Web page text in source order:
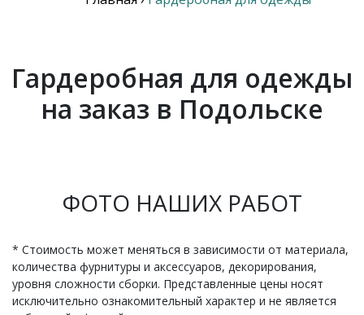
Гардеробная для одежды
на заказ в Подольске
ФОТО НАШИХ РАБОТ
* Стоимость может меняться в зависимости от материала,
количества фурнитуры и аксессуаров, декорирования,
уровня сложности сборки. Представленные цены носят
исключительно ознакомительный характер и не является